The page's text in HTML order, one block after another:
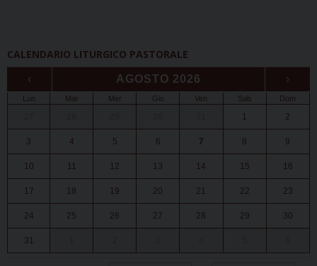
CALENDARIO LITURGICO PASTORALE
‹ AGOSTO 2026 ›
Lun Mar Mer Gio Ven Sab Dom
1 2
3 4 5 6 7 8 9
10 11 12 13 14 15 16
17 18 19 20 21 22 23
24 25 26 27 28 29 30
31